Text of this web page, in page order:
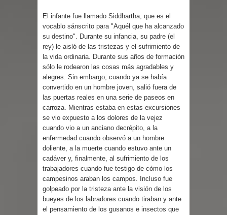
El infante fue llamado Siddhartha, que es el
vocablo sánscrito para "Aquél que ha alcanzado
su destino". Durante su infancia, su padre (el
rey) le aisló de las tristezas y el sufrimiento de
la vida ordinaria. Durante sus años de formación
sólo le rodearon las cosas más agradables y
alegres. Sin embargo, cuando ya se había
convertido en un hombre joven, salió fuera de
las puertas reales en una serie de paseos en
carroza. Mientras estaba en estas excursiones
se vio expuesto a los dolores de la vejez
cuando vio a un anciano decrépito, a la
enfermedad cuando observó a un hombre
doliente, a la muerte cuando estuvo ante un
cadáver y, finalmente, al sufrimiento de los
trabajadores cuando fue testigo de cómo los
campesinos araban los campos. Incluso fue
golpeado por la tristeza ante la visión de los
bueyes de los labradores cuando tiraban y ante
el pensamiento de los gusanos e insectos que